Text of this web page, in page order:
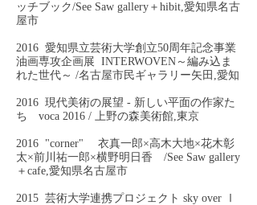
ッチブック/See Saw gallery＋hibit,愛知県名古
屋市
2016 愛知県立芸術大学創立50周年記念事業
油画専攻企画展 INTERWOVEN～編み込ま
れた世代～ /名古屋市民ギャラリー矢田,愛知
2016 現代美術の展望 - 新しい平面の作家た
ち voca 2016 / 上野の森美術館,東京
2016 "corner" 衣真一郎×高木大地×花木彰
太×前川祐一郎×横野明日香 /See Saw gallery
＋cafe,愛知県名古屋市
2015 芸術大学連携プロジェクト sky over Ⅰ